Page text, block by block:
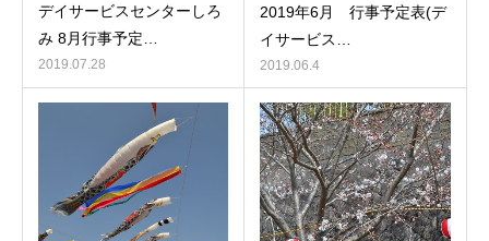
デイサービスセンターしろ
み 8月行事予定…
2019.07.28
2019年6月 行事予定表(デ
イサービス…
2019.06.4